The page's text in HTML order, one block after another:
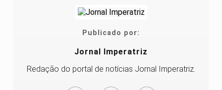
Publicado por:
Jornal Imperatriz
Redação do portal de notícias Jornal Imperatriz.